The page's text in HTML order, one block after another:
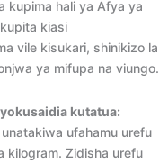
kupima hali ya Afya ya
kiasi
vile kisukari, shinikizo la
ya mifupa na viungo.
kutatua:
ufahamu urefu
kilogram. Zidisha urefu